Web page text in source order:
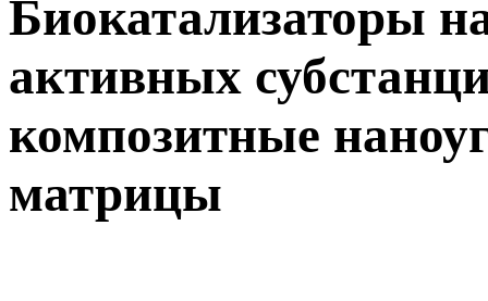
Биокатализаторы
активных
композитные
матрицы